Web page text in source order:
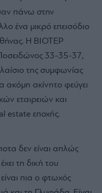
πάνω στην
ένα μικρό επεισόδιο
Η ΒΙΟΤΕΡ
33-35-37,
της συμφωνίας
ακόμη ακίνητο φεύγει
εταιρειών και
estate εποχής.
δεν είναι απλώς
τη δική του
πια ο φτωχός